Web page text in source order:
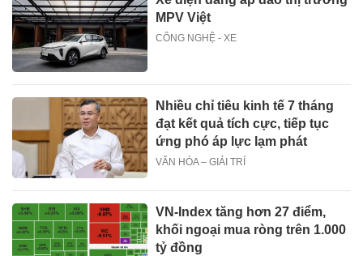
MPV Việt
CÔNG NGHỆ - XE
Nhiều chỉ tiêu kinh tế 7 tháng
đạt kết quả tích cực, tiếp tục
ứng phó áp lực lạm phát
VĂN HÓA – GIẢI TRÍ
VN-Index tăng hơn 27 điểm,
khối ngoại mua ròng trên 1.000
tỷ đồng